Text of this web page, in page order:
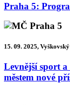
Praha 5:
15. 09. 2025,
Levnější sport
městem nové